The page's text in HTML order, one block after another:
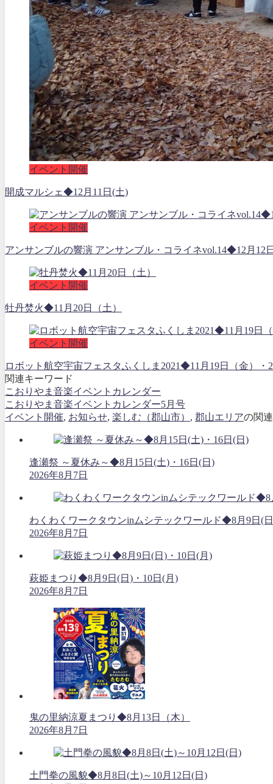
イベント開催
開成マルシェ◆12月11日(土)
イベント開催
アンサンブルの響演 アンサンブル・コライネvol.14◆12月12
イベント開催
牡丹焚火◆11月20日（土）
イベント開催
ロボット航空宇宙フェスタふくしま2021◆11月19日（金
関連キーワード
こおりやま音楽イベントカレンダー
こおりやま音楽イベントカレンダー5月号
イベント開催, お知らせ, 楽しむ（郡山市） , 郡山エリアの関
逢瀬祭 ～夏休み～◆8月15日(土)・16日(日)
2026年8月7日
わくわくワークタウンinムシテックワールド◆8月9日(
2026年8月7日
萩姫まつり◆8月9日(日)・10日(月)
2026年8月7日
鬼の里納涼夏まつり◆8月13日（木）
2026年8月7日
土門拳の風貌◆8月8日(土)～10月12日(日)